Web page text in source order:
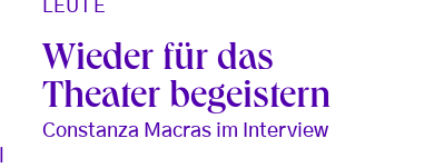
LEUTE
Wieder für das
Theater begeistern
Constanza Macras im Interview